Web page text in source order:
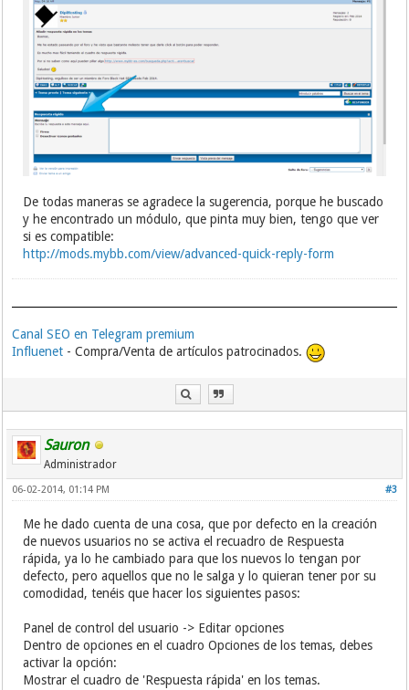
De todas maneras se agradece la sugerencia, porque he buscado
y he encontrado un módulo, que pinta muy bien, tengo que ver
si es compatible:
http://mods.mybb.com/view/advanced-quick-reply-form
Canal SEO en Telegram premium
Influenet - Compra/Venta de artículos patrocinados.
Sauron
Administrador
#3
06-02-2014, 01:14 PM
Me he dado cuenta de una cosa, que por defecto en la creación
de nuevos usuarios no se activa el recuadro de Respuesta
rápida, ya lo he cambiado para que los nuevos lo tengan por
defecto, pero aquellos que no le salga y lo quieran tener por su
comodidad, tenéis que hacer los siguientes pasos:
Panel de control del usuario -> Editar opciones
Dentro de opciones en el cuadro Opciones de los temas, debes
activar la opción:
Mostrar el cuadro de 'Respuesta rápida' en los temas.